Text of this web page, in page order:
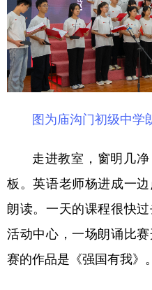
图为庙沟门初级中学
走进教室，窗明几
板。英语老师杨进成一
朗读。一天的课程很快
活动中心，一场朗诵比
赛的作品是《强国有我》。